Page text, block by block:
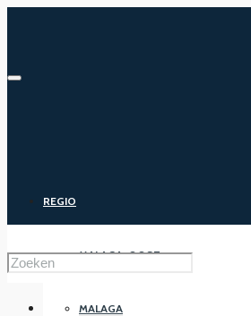
REGIO
MALAGA-OOST
MALAGA